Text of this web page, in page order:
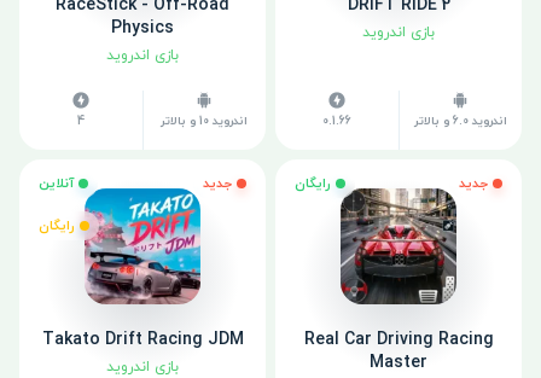
DRIFT RIDE 2
بازی اندروید
اندروید 6.0 و بالاتر 0.1.66
RaceStick - Off-Road
Physics
بازی اندروید
اندروید 10 و بالاتر 4
جدید رایگان
Real Car Driving Racing
Master
جدید آنلاین
رایگان
Takato Drift Racing JDM
بازی اندروید